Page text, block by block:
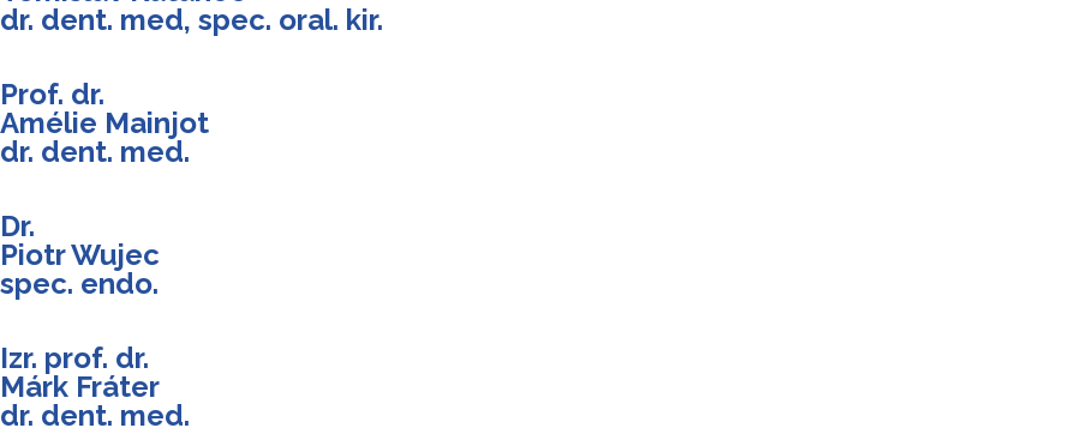
dr. dent. med, spec. oral. kir.
Prof. dr.
Amélie Mainjot
dr. dent. med.
Dr.
Piotr Wujec
spec. endo.
Izr. prof. dr.
Márk Fráter
dr. dent. med.